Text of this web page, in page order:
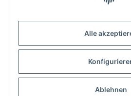
Alle
Ablehnen
Bratpfanne Choc Extreme Ø
28